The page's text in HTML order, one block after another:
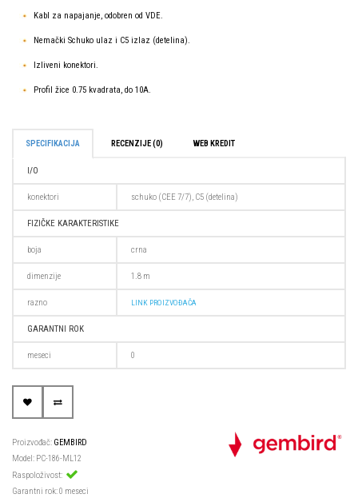
Kabl za napajanje, odobren od VDE.
Nemački Schuko ulaz i C5 izlaz (detelina).
Izliveni konektori.
Profil žice 0.75 kvadrata, do 10A.
SPECIFIKACIJA RECENZIJE (0) WEB KREDIT
I/O
konektori schuko (CEE 7/7), C5 (detelina)
FIZIČKE KARAKTERISTIKE
boja crna
dimenzije 1.8 m
razno LINK PROIZVOĐAČA
GARANTNI ROK
meseci 0
Proizvođač: GEMBIRD
Model: PC-186-ML12
Raspoloživost:
Garantni rok: 0 meseci